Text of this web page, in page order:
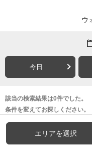
ウ
今日
該当の検索結果は0件でした。
条件を変えてお探しください。
エリアを選択